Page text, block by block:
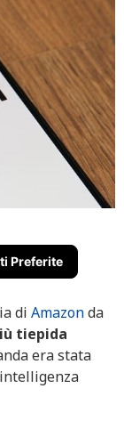
Preferite
di Amazonda
tiepida
era stata